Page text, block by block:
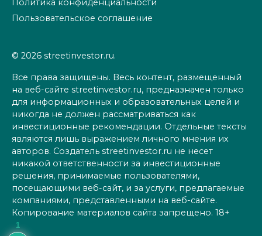
Политика конфиденциальности
Пользовательское соглашение
© 2026 streetinvestor.ru.
Все права защищены. Весь контент, размещенный
на веб-сайте streetinvestor.ru, предназначен только
для информационных и образовательных целей и
никогда не должен рассматриваться как
инвестиционные рекомендации. Отдельные тексты
являются лишь выражением личного мнения их
авторов. Создатель streetinvestor.ru не несет
никакой ответственности за инвестиционные
решения, принимаемые пользователями,
посещающими веб-сайт, и за услуги, предлагаемые
компаниями, представленными на веб-сайте.
Копирование материалов сайта запрещено. 18+
1